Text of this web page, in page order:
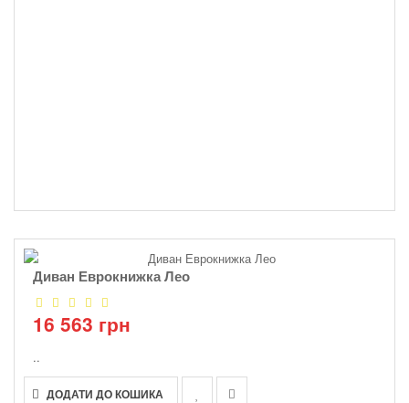
Диван Еврокнижка Лео
16 563 грн
..
ДОДАТИ ДО КОШИКА